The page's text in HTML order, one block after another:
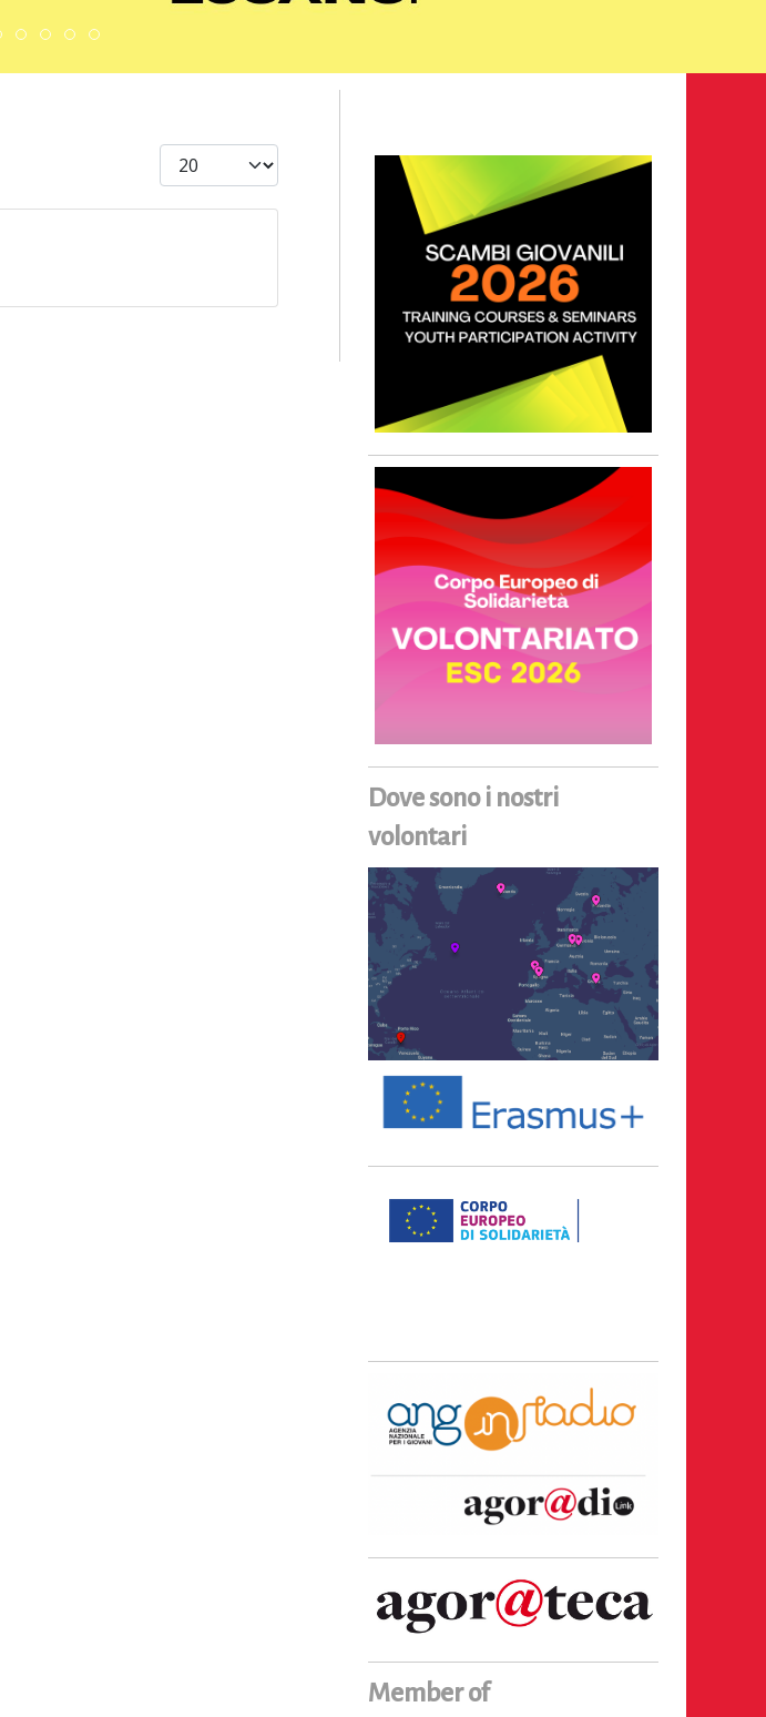
DiscoverEu Inclusion
Scopri dove sono i nostri volontari
Scambio Giovanile » 19 - 28 maggio 2026
ESC » Volontariato internazionale
Visualizza #
Dove sono i nostri
volontari
Member of